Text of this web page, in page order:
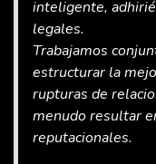
inteligente,
legales.
Trabajamos
estructurar la
rupturas de
menudo resultar
reputacionales.